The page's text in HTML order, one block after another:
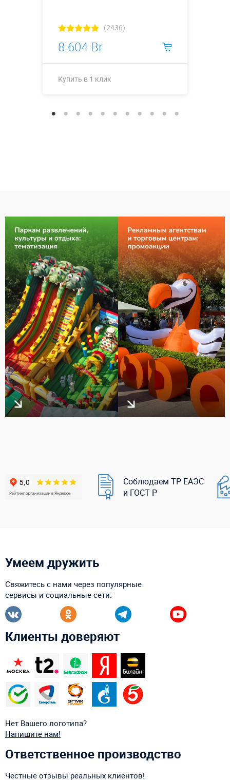
(2436)
8 604 Br
Купить в 1 клик
Соблюдаем ТР ЕАЭС
и ГОСТ Р
Умеем дружить
Свяжитесь с нами через популярные
сервисы и социальные сети:
Клиенты доверяют
Нет Вашего логотипа?
Напишите нам!
Ответственное производство
Честные отзывы реальных клиентов!